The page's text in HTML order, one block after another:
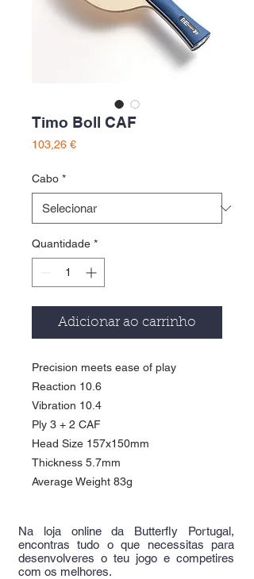
Timo Boll CAF
103,26 €Preço
Cabo *
Quantidade *
Adicionar ao carrinho
Precision meets ease of play
Reaction 10.6
Vibration 10.4
Ply 3 + 2 CAF
Head Size 157x150mm
Thickness 5.7mm
Average Weight 83g
Na loja online da Butterfly Portugal,
encontras tudo o que necessitas para
desenvolveres o teu jogo e competires
com os melhores.